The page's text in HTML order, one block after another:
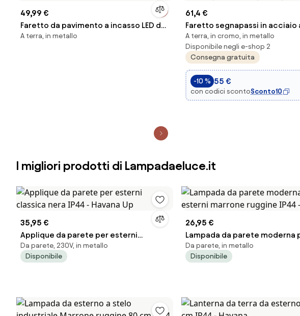
49,99 €
Faretto da pavimento a incasso LED da
esterno Tina
A terra, in metallo
61,4 €
Faretto segnapassi in acciaio
incasso per esterni point ip65
A terra, in cromo, in metallo
Disponibile negli e-shop 2
Consegna gratuita
-10 % 55 €
con codici scontoSconto10
I migliori prodotti di Lampadaeluce.it
35,95 €
Applique da parete per esterni
classica nera IP44 - Havana Up
Da parete, 230V, in metallo
Disponibile
26,95 €
Lampada da parete moderna
esterni marrone ruggine IP44 -
Da parete, in metallo
Disponibile